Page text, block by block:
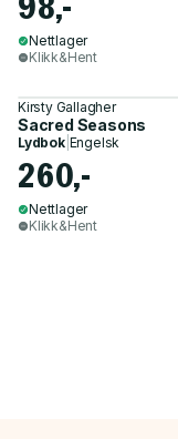
Nettlager
Klikk&Hent
Kirsty Gallagher
Sacred Seasons
Lydbok| Engelsk
260,-
Nettlager
Klikk&Hent